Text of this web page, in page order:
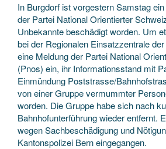
In Burgdorf ist vorgestern Samstag
der Partei National Orientierter
Unbekannte beschädigt worden. Um
bei der Regionalen Einsatzzentrale
eine Meldung der Partei National
(Pnos) ein, ihr Informationsstand mit
Einmündung Poststrasse/
von einer Gruppe vermummter
worden. Die Gruppe habe sich nach
Bahnhofunterführung wieder entfernt.
wegen Sachbeschädigung und
Kantonspolizei Bern eingegangen.